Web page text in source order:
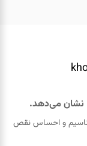
نشان می‌دهد.
و احساس نقص